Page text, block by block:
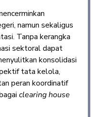
namun sekaligus
Tanpa kerangka
sektoral dapat
konsolidasi
tata kelola,
peran koordinatif
clearing house